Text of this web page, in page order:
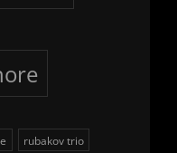
rubakov trio